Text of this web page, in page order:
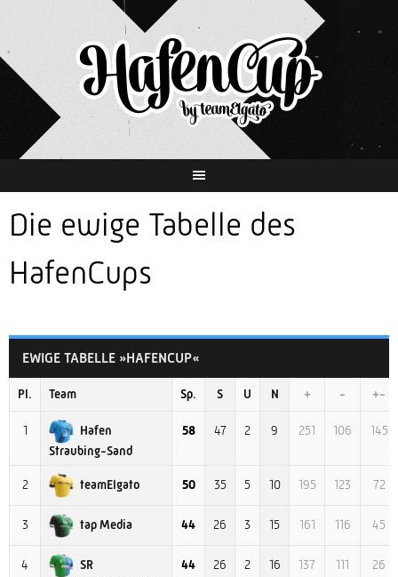
Inhalt
Die ewige Tabelle des
HafenCups
EWIGE TABELLE »HAFENCUP«
Pl. Team Sp. S U N + - +-
1
Hafen
Straubing-Sand
58 47 2 9 251 106 145
2 teamElgato 50 35 5 10 195 123 72
3 tap Media 44 26 3 15 161 116 45
4
SR
44 26 2 16 137 111 26